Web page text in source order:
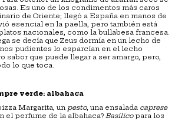
Es uno de los condimentos más caros
de Oriente; llegó a España en manos de
esencial en la paella, pero también está
nacionales, como la bullabesa francesa.
se decía que Zeus dormía en un lecho de
pudientes lo esparcían en el lecho
sabor que puede llegar a ser amargo, pero,
lo que toca.
verde: albahaca
Margarita, un pesto, una ensalada caprese
el perfume de la albahaca? Basilico para los